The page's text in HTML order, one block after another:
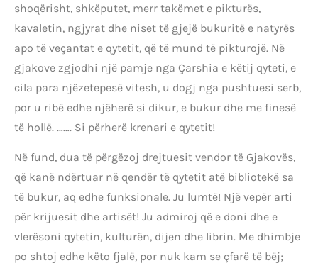
shoqërisht, shkëputet, merr takëmet e pikturës,
kavaletin, ngjyrat dhe niset të gjejë bukuritë e natyrës
apo të veçantat e qytetit, që të mund të pikturojë. Në
gjakove zgjodhi një pamje nga Çarshia e këtij qyteti, e
cila para njëzetepesë vitesh, u dogj nga pushtuesi serb,
por u ribë edhe njëherë si dikur, e bukur dhe me finesë
të hollë. ……. Si përherë krenari e qytetit!
Në fund, dua të përgëzoj drejtuesit vendor të Gjakovës,
që kanë ndërtuar në qendër të qytetit atë bibliotekë sa
të bukur, aq edhe funksionale. Ju lumtë! Një vepër arti
për krijuesit dhe artisët! Ju admiroj që e doni dhe e
vlerësoni qytetin, kulturën, dijen dhe librin. Me dhimbje
po shtoj edhe këto fjalë, por nuk kam se çfarë të bëj;